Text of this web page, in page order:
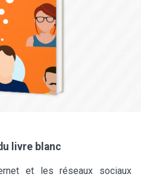
livre blanc
et les réseaux sociaux